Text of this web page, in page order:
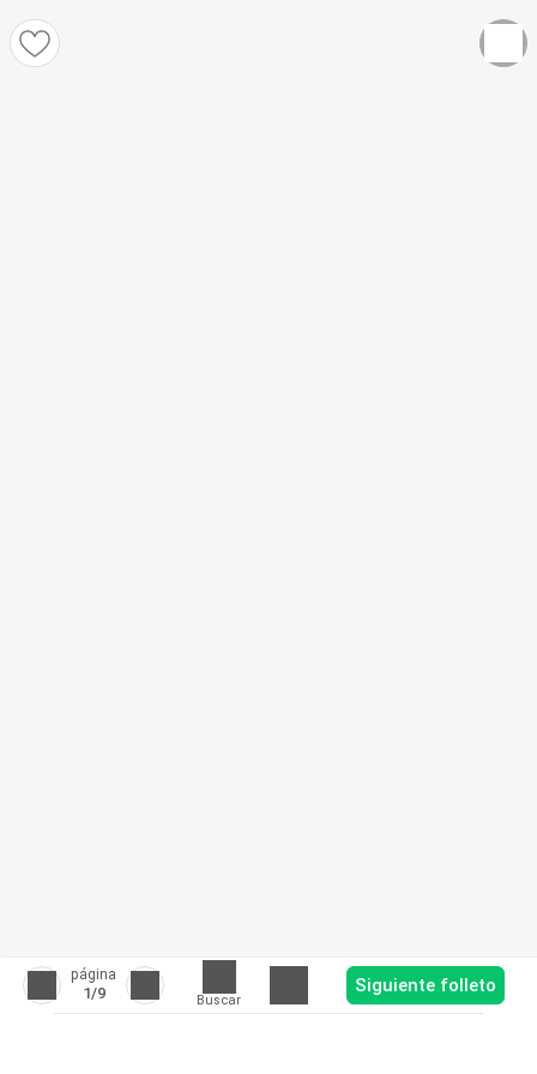
página
1/9 Buscar
Siguiente folleto